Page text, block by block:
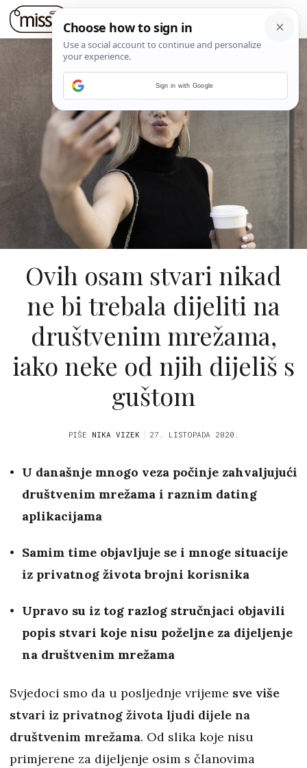
Ovih osam stvari nikad
ne bi trebala dijeliti na
društvenim mrežama,
iako neke od njih dijeliš s
guštom
PIŠE NIKA VIZEK 27. LISTOPADA 2020.
U današnje mnogo veza počinje zahvaljujući
društvenim mrežama i raznim dating
aplikacijama
Samim time objavljuje se i mnoge situacije
iz privatnog života brojni korisnika
Upravo su iz tog razlog stručnjaci objavili
popis stvari koje nisu poželjne za dijeljenje
na društvenim mrežama
Svjedoci smo da u posljednje vrijeme sve više
stvari iz privatnog života ljudi dijele na
društvenim mrežama. Od slika koje nisu
primjerene za dijeljenje osim s članovima
Sign in with Google